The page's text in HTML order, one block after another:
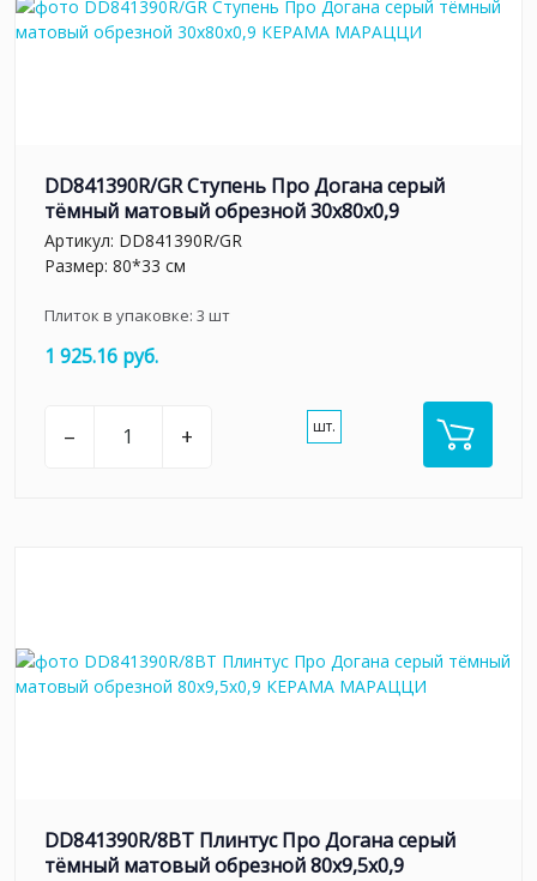
DD841390R/GR Ступень Про Догана серый
тёмный матовый обрезной 30x80x0,9
Артикул: DD841390R/GR
Размер: 80*33 см
Плиток в упаковке: 3 шт
1 925.16 руб.
– + шт.
DD841390R/8BT Плинтус Про Догана серый
тёмный матовый обрезной 80x9,5x0,9